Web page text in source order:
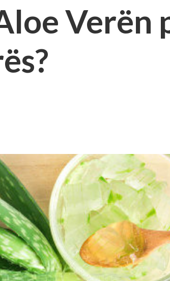
Verën